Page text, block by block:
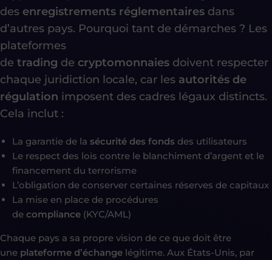
des enregistrements réglementaires dans
d’autres pays. Pourquoi tant de démarches ? Les
plateformes
de trading de cryptomonnaies doivent respecter
chaque juridiction locale, car les autorités de
régulation imposent des cadres légaux distincts.
Cela inclut :
La garantie de la sécurité des fonds des utilisateurs
Le respect des lois contre le blanchiment d’argent et le
financement du terrorisme
L’obligation de conserver certaines réserves de capitaux
La mise en place de procédures
de compliance (KYC/AML)
Chaque pays a sa propre vision de ce que doit être
une plateforme d’échange légitime. Aux États-Unis, par